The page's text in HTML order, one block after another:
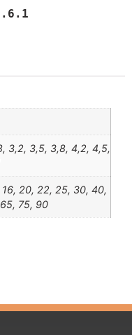
3,2, 3,5, 3,8, 4,2, 4,5,
16, 20, 22, 25, 30, 40,
75, 90